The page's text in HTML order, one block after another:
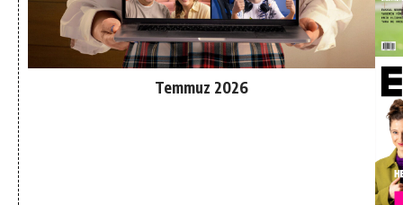
Temmuz 2026